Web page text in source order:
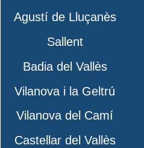
Agustí de Lluçanès
Sallent
Badia del Vallès
Vilanova i la Geltrú
Vilanova del Camí
Castellar del Vallès